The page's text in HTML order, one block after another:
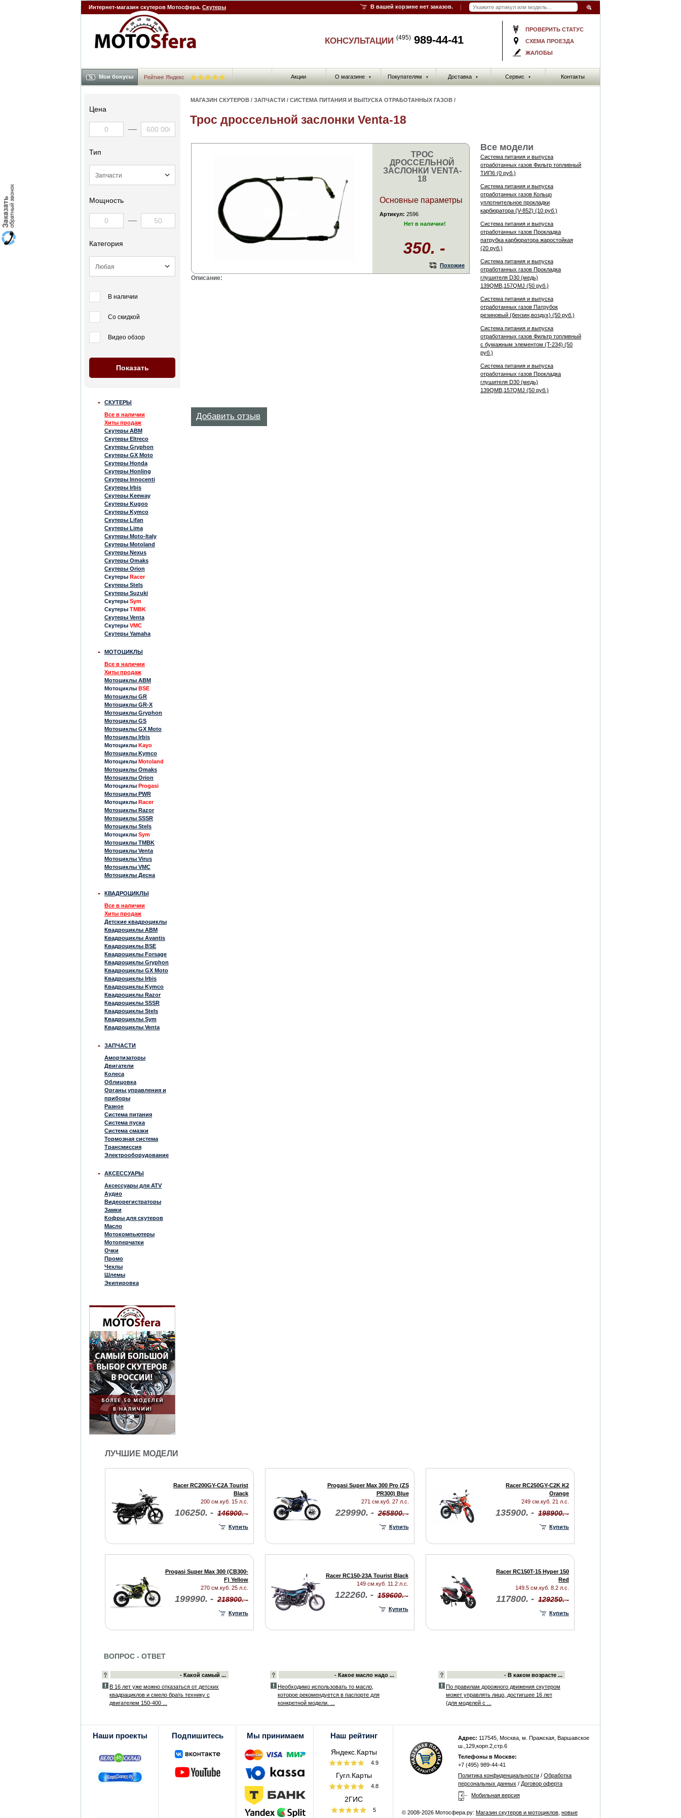
Интернет-магазин скутеров Мотосфера. Скутеры В вашей корзине нет заказов.
ПРОВЕРИТЬ СТАТУС
СХЕМА ПРОЕЗДА
ЖАЛОБЫ
КОНСУЛЬТАЦИИ (495) 989-44-41
Акции О магазине ▼ Покупателям ▼ Доставка ▼ Сервис ▼ Контакты
Мои бонусы Рейтинг Яндекс
Цена
Тип
Мощность
Категория
В наличии
Со скидкой
Видео обзор
СКУТЕРЫ
Все в наличии
Хиты продаж
Скутеры ABM
Скутеры Eltreco
Скутеры Gryphon
Скутеры GX Moto
Скутеры Honda
Скутеры Honling
Скутеры Innocenti
Скутеры Irbis
Скутеры Keeway
Скутеры Kugoo
Скутеры Kymco
Скутеры Lifan
Скутеры Lima
Скутеры Moto-Italy
Скутеры Motoland
Скутеры Nexus
Скутеры Omaks
Скутеры Orion
Скутеры Racer
Скутеры Stels
Скутеры Suzuki
Скутеры Sym
Скутеры TMBK
Скутеры Venta
Скутеры VMC
Скутеры Yamaha
МОТОЦИКЛЫ
Все в наличии
Хиты продаж
Мотоциклы ABM
Мотоциклы BSE
Мотоциклы GR
Мотоциклы GR-X
Мотоциклы Gryphon
Мотоциклы GS
Мотоциклы GX Moto
Мотоциклы Irbis
Мотоциклы Kayo
Мотоциклы Kymco
Мотоциклы Motoland
Мотоциклы Omaks
Мотоциклы Orion
Мотоциклы Progasi
Мотоциклы PWR
Мотоциклы Racer
Мотоциклы Razor
Мотоциклы SSSR
Мотоциклы Stels
Мотоциклы Sym
Мотоциклы TMBK
Мотоциклы Venta
Мотоциклы Virus
Мотоциклы VMC
Мотоциклы Десна
КВАДРОЦИКЛЫ
Все в наличии
Хиты продаж
Детские квадроциклы
Квадроциклы ABM
Квадроциклы Avantis
Квадроциклы BSE
Квадроциклы Forsage
Квадроциклы Gryphon
Квадроциклы GX Moto
Квадроциклы Irbis
Квадроциклы Kymco
Квадроциклы Razor
Квадроциклы SSSR
Квадроциклы Stels
Квадроциклы Sym
Квадроциклы Venta
ЗАПЧАСТИ
Амортизаторы
Двигатели
Колеса
Облицовка
Органы управления и
приборы
Разное
Система питания
Система пуска
Система смазки
Тормозная система
Трансмиссия
Электрооборудование
АКСЕССУАРЫ
Аксессуары для ATV
Аудио
Видеорегистраторы
Замки
Кофры для скутеров
Масло
Мотокомпьютеры
Мотоперчатки
Очки
Промо
Чехлы
Шлемы
Экипировка
МАГАЗИН СКУТЕРОВ / ЗАПЧАСТИ / СИСТЕМА ПИТАНИЯ И ВЫПУСКА ОТРАБОТАННЫХ ГАЗОВ /
Трос дроссельной заслонки Venta-18
ТРОС
ДРОССЕЛЬНОЙ
ЗАСЛОНКИ VENTA-
18
Основные параметры
Артикул: 2596
Нет в наличии!
350. -
Похожие
Все модели
Система питания и выпуска
отработанных газов Фильтр топливный
ТИП6 (0 руб.)
Система питания и выпуска
отработанных газов Кольцо
уплотнительное прокладки
карбюратора (V-852) (10 руб.)
Система питания и выпуска
отработанных газов Прокладка
патрубка карбюратора жаростойкая
(20 руб.)
Система питания и выпуска
отработанных газов Прокладка
глушителя D30 (медь)
139QMB,157QMJ (50 руб.)
Система питания и выпуска
отработанных газов Патрубок
резиновый (бензин,воздух) (50 руб.)
Система питания и выпуска
отработанных газов Фильтр топливный
с бумажным элементом (T-234) (50
руб.)
Система питания и выпуска
отработанных газов Прокладка
глушителя D30 (медь)
139QMB,157QMJ (50 руб.)
Описание:
Добавить отзыв
ЛУЧШИЕ МОДЕЛИ
Racer RC200GY-C2A Tourist
Black
200 см.куб. 15 л.с.
106250. - 146900. -
Купить
Progasi Super Max 300 Pro (ZS
PR300) Blue
271 см.куб. 27 л.с.
229990. - 265800. -
Купить
Racer RC250GY-C2K K2
Orange
249 см.куб. 21 л.с.
135900. - 198900. -
Купить
Progasi Super Max 300 (CB300-
F) Yellow
270 см.куб. 25 л.с.
199990. - 218900. -
Купить
Racer RC150-23A Tourist Black
149 см.куб. 11.2 л.с.
122260. - 159600. -
Купить
Racer RC150T-15 Hyper 150
Red
149.5 см.куб. 8.2 л.с.
117800. - 129250. -
Купить
ВОПРОС - ОТВЕТ
- Какой самый ...
В 16 лет уже можно отказаться от детских
квадрациклов и смело брать технику с
двигателем 150-400 ...
- Какое масло надо ...
Необходимо использовать то масло,
которое рекомендуется в паспорте для
конкретной модели. ...
- В каком возрасте ...
По правилам дорожного движения скутером
может управлять лицо, достигшее 16 лет
(для моделей с ...
Наши проекты Подпишитесь Мы принимаем Наш рейтинг
Яндекс.Карты
4.9
Гугл.Карты
4.8
2ГИС
5
Адрес: 117545, Москва, м. Пражская, Варшавское
ш.,129,корп.2,стр.6
Телефоны в Москве:
+7 (495) 989-44-41
Политика конфиденциальности / Обработка
персональных данных / Договор оферта
Мобильная версия
© 2008-2026 Мотосфера.ру: Магазин скутеров и мотоциклов новые